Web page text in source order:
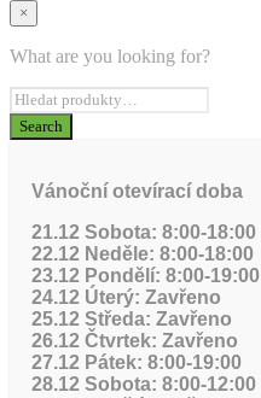
×
What are you looking for?
Vánoční otevírací doba
21.12 Sobota: 8:00-18:00
22.12 Neděle: 8:00-18:00
23.12 Pondělí: 8:00-19:00
24.12 Úterý: Zavřeno
25.12 Středa: Zavřeno
26.12 Čtvrtek: Zavřeno
27.12 Pátek: 8:00-19:00
28.12 Sobota: 8:00-12:00